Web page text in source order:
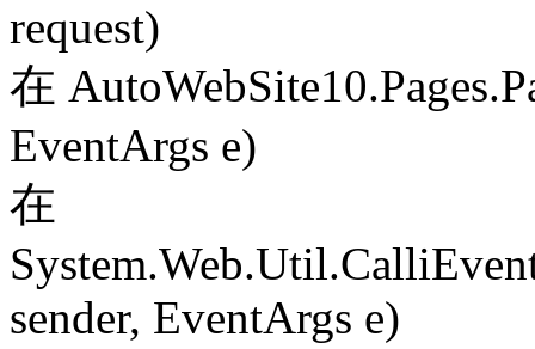
request)
在
EventArgs e)
在
sender, EventArgs e)